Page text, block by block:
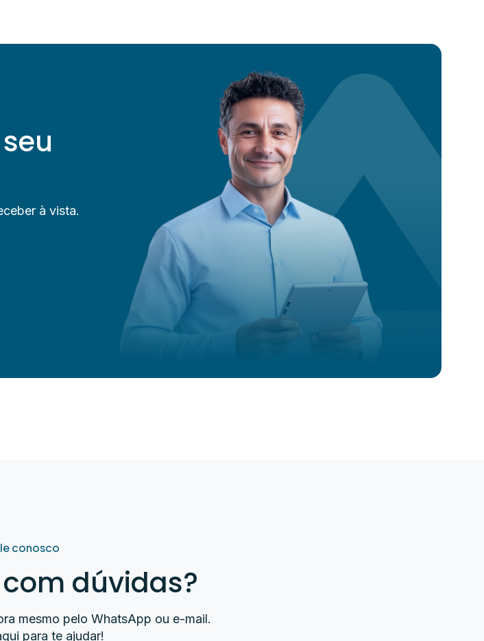
à vista.
conosco
dúvidas?
mesmo pelo WhatsApp ou e-mail.
para te ajudar!